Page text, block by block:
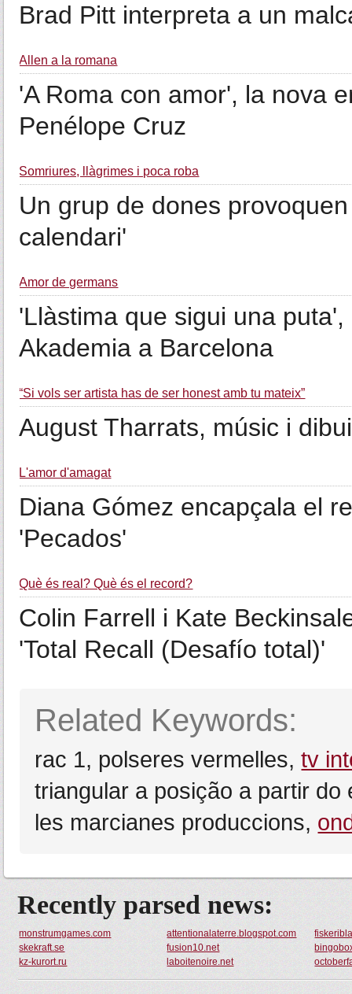
Brad Pitt interpreta a un
Allen a la romana
'A Roma con amor', la nova
Penélope Cruz
Somriures, llàgrimes i poca roba
Un grup de dones
calendari'
Amor de germans
'Llàstima que sigui una
Akademia a Barcelona
“Si vols ser artista has de ser honest amb tu mateix”
August Tharrats, músic i
L'amor d'amagat
Diana Gómez encapçala el
'Pecados'
Què és real? Què és el record?
Colin Farrell i Kate
'Total Recall (Desafío total)'
Related Keywords:
rac 1, polseres vermelles,tv
triangular a posição a partir
les marcianes produccions,
Recently parsed news:
monstrumgames.com attentionalaterre.blogspot.com
skekraft.se
fusion10.net
kz-kurort.ru
laboitenoire.net